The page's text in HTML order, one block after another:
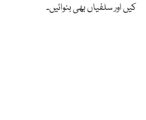
کیں اور سلفیاں بھی بنوائیں۔